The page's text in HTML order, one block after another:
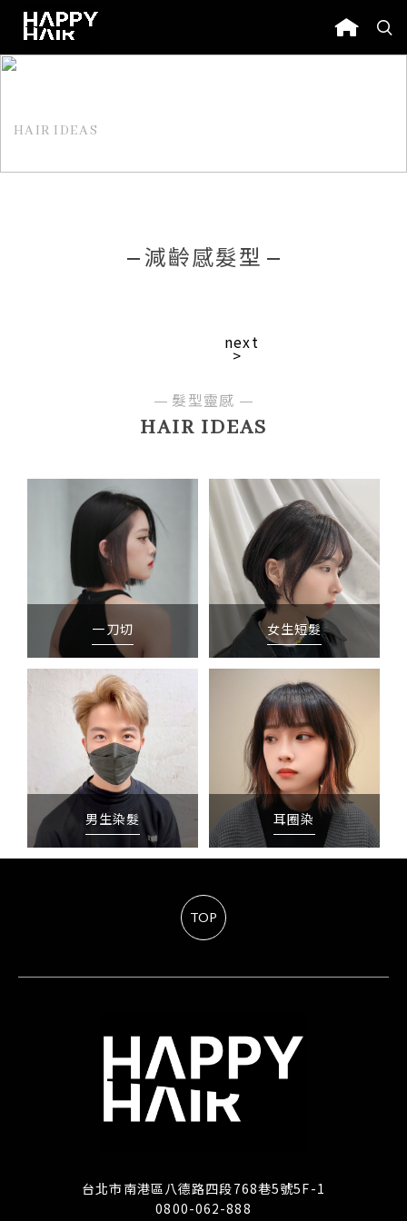
HAIR IDEAS
減齡感髮型
next
>
HAIR IDEAS
髮型靈感
一刀切 女生短髮
男生染髮 耳圈染
TOP
台北市南港區八德路四段768巷5號5F-1
0800-062-888